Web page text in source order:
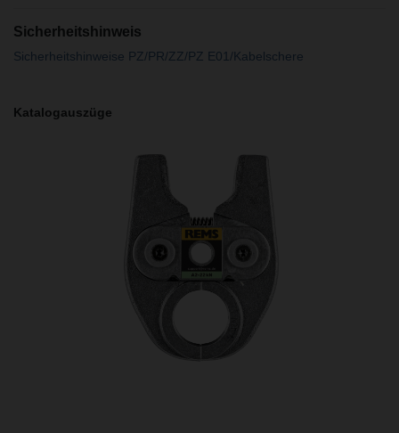
Sicherheitshinweis
Sicherheitshinweise PZ/PR/ZZ/PZ E01/Kabelschere
Katalogauszüge